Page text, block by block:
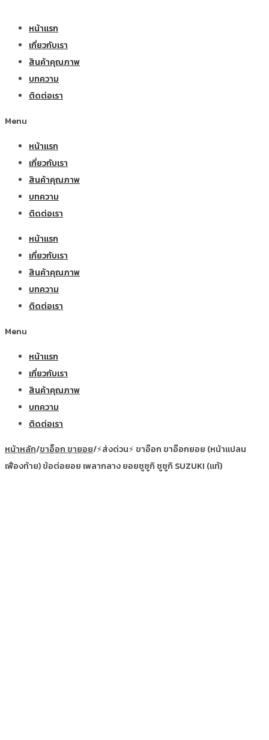
หน้าแรก
เกี่ยวกับเรา
สินค้าคุณภาพ
บทความ
ติดต่อเรา
Menu
หน้าแรก
เกี่ยวกับเรา
สินค้าคุณภาพ
บทความ
ติดต่อเรา
หน้าแรก
เกี่ยวกับเรา
สินค้าคุณภาพ
บทความ
ติดต่อเรา
Menu
หน้าแรก
เกี่ยวกับเรา
สินค้าคุณภาพ
บทความ
ติดต่อเรา
หน้าหลัก/ขาอ็อก ขายอย/⚡ส่งด่วน⚡ ขาอ๊อก ขาอ๊อกยอย (หน้าแปลน
เฟืองท้าย) ข้อต่อยอย เพลากลาง ยอยซูซูกิ ซูซูกิ SUZUKI (แท้)